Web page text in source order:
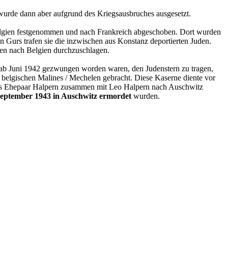
dann aber aufgrund des Kriegsausbruches ausgesetzt.
festgenommen und nach Frankreich abgeschoben. Dort wurden
trafen sie die inzwischen aus Konstanz deportierten Juden.
nach Belgien durchzuschlagen.
Juni 1942 gezwungen worden waren, den Judenstern zu tragen,
Malines / ­Mechelen gebracht. Diese Kaserne diente vor
Halpern zusammen mit Leo Halpern nach Auschwitz
1943 in Auschwitz ermordet wurden.